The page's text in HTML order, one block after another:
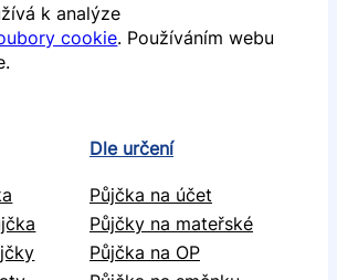
k analýze
cookie. Používáním webu
Dle určení
Půjčka na účet
Půjčky na mateřské
Půjčka na OP